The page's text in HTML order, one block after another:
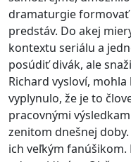
dramaturgie formovať
predstáv. Do akej
kontextu seriálu a
posúdiť divák, ale
Richard vysloví,
vyplynulo, že je to
pracovnými
zenitom dnešnej
ich veľkým fanúšikom.